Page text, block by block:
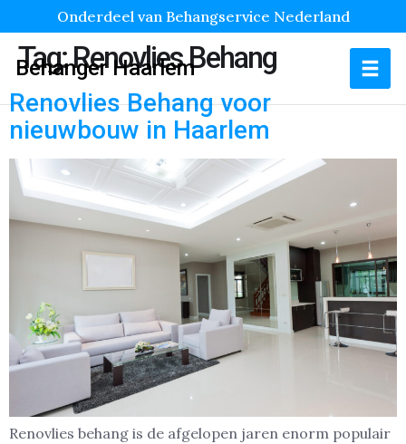
Onderdeel van Behangservice Nederland
Behanger Haarlem
Tag:Renovlies Behang
Renovlies Behang voor
nieuwbouw in Haarlem
Renovlies behang is de afgelopen jaren enorm populair